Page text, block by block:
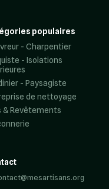
populaires
- Charpentier
- Isolations
- Paysagiste
de nettoyage
& Revêtements